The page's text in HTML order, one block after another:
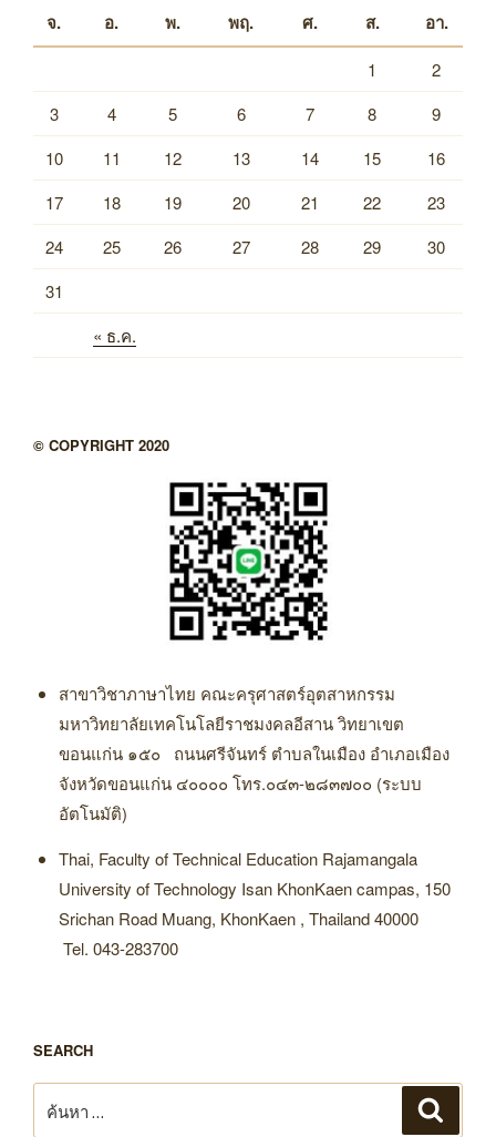
จ. อ. พ. พฤ. ศ. ส. อา.
« ธ.ค.
1
2
3
4 5 6 7 8
9
10
11 12 13 14 15
16
17
18 19 20 21 22
23
24
25 26 27 28 29
30
31
© COPYRIGHT 2020
สาขาวิชาภาษาไทย คณะครุศาสตร์อุตสาหกรรม
มหาวิทยาลัยเทคโนโลยีราชมงคลอีสาน วิทยาเขต
ขอนแก่น ๑๕๐ ถนนศรีจันทร์ ตำบลในเมือง อำเภอเมือง
จังหวัดขอนแก่น ๔๐๐๐๐ โทร.๐๔๓-๒๘๓๗๐๐ (ระบบ
อัตโนมัติ)
Thai, Faculty of Technical Education Rajamangala
University of Technology Isan KhonKaen campas, 150
Srichan Road Muang, KhonKaen , Thailand 40000
Tel. 043-283700
SEARCH